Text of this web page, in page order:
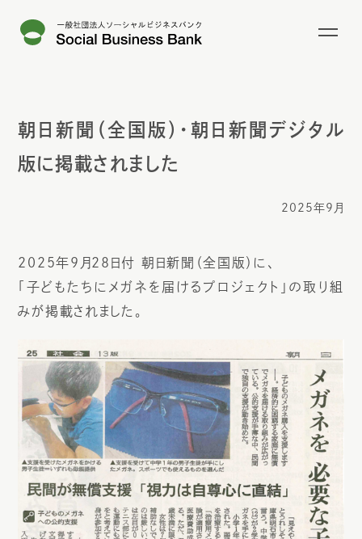
朝日新聞（全国版）・朝日新聞デジタル
版に掲載されました
2025年9月
2025年9月28日付 朝日新聞（全国版）に、
「子どもたちにメガネを届けるプロジェクト」の取り組
みが掲載されました。